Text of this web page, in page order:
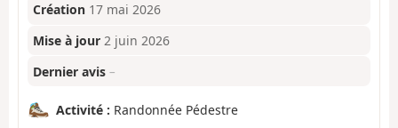
Création 17 mai 2026
Mise à jour 2 juin 2026
Dernier avis –
Activité : Randonnée Pédestre